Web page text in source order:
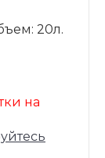
20л.
на